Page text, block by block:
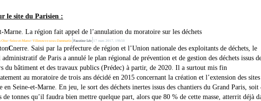
le site du Parisien :
Marne . La région fait appel de l’annulation du moratoire sur les déchets
Oise>Seine-et-Marne>Villeneuve-sous-Dammartin |Faustine Léo| 17 mars 2017, 19h50
Cnerre. Saisi par la préfecture de région et l’Union nationale des exploitants de déchets, le
de Paris a annulé le plan régional de prévention et de gestion des déchets issus
du bâtiment et des travaux publics (Prédec) à partir, de 2020. Il a surtout mis fin
au moratoire de trois ans décidé en 2015 concernant la création et l’extension des
en Seine-et-Marne . En jeu, le sort des déchets inertes issus des chantiers du Grand Paris, soit
de tonnes qu’il faudra bien mettre quelque part, alors que 80 % de cette masse, atterrit déjà